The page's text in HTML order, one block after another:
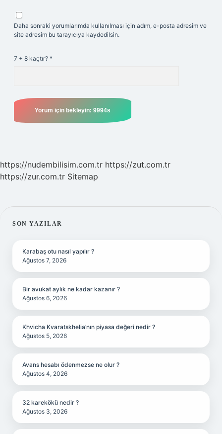
Daha sonraki yorumlarımda kullanılması için adım, e-posta adresim ve
site adresim bu tarayıcıya kaydedilsin.
7 + 8 kaçtır? *
https://nudembilisim.com.tr https://zut.com.tr
https://zur.com.tr Sitemap
SIDEBAR
SON YAZILAR
Karabaş otu nasıl yapılır ?
Ağustos 7, 2026
Bir avukat aylık ne kadar kazanır ?
Ağustos 6, 2026
Khvicha Kvaratskhelia’nın piyasa değeri nedir ?
Ağustos 5, 2026
Avans hesabı ödenmezse ne olur ?
Ağustos 4, 2026
32 karekökü nedir ?
Ağustos 3, 2026